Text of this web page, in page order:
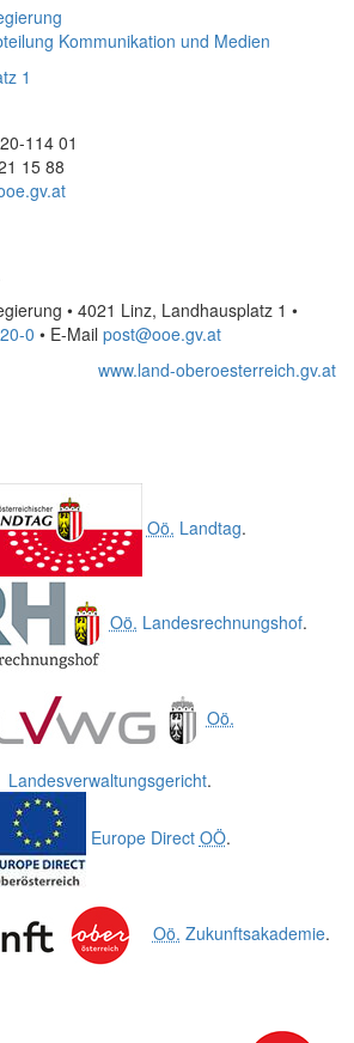
Kommunikation und Medien
1
114 01
15 88
• 4021 Linz, Landhausplatz 1 •
0 • E-Mail post@ooe.gv.at
www.land-oberoesterreich.gv.at
Oö. Landtag.
Oö. Landesrechnungshof.
Oö.
Landesverwaltungsgericht.
Europe Direct OÖ.
Oö. Zukunftsakademie.